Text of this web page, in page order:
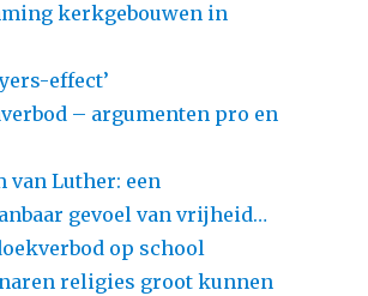
kerkgebouwen in
effect’
– argumenten pro en
van Luther: een
gevoel van vrijheid…
op school
religies groot kunnen